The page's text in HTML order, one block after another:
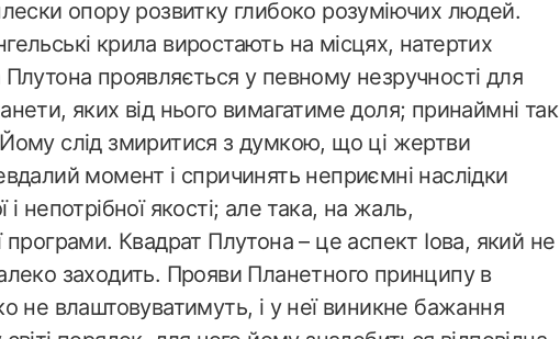
опору розвитку глибоко розуміючих людей.
крила виростають на місцях, натертих
проявляється у певному незручності для
яких від нього вимагатиме доля; принаймні так
слід змиритися з думкою, що ці жертви
момент і спричинять неприємні наслідки
непотрібної якості; але така, на жаль,
програми. Квадрат Плутона – це аспект Іова, який не
заходить. Прояви Планетного принципу в
не влаштовуватимуть, і у неї виникне бажання